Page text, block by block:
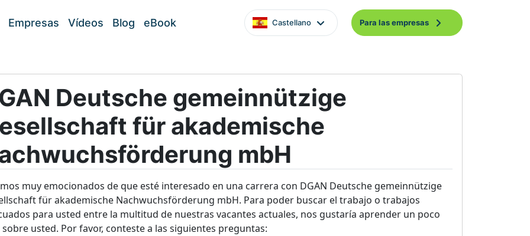
Empresas Vídeos Blog eBook Castellano Para las empresas
Deutsche gemeinnützige
für akademische
mbH
muy emocionados de que esté interesado en una carrera con DGAN Deutsche gemeinnützige
für akademische Nachwuchsförderung mbH. Para poder buscar el trabajo o trabajos
para usted entre la multitud de nuestras vacantes actuales, nos gustaría aprender un poco
sobre usted. Por favor, conteste a las siguientes preguntas: